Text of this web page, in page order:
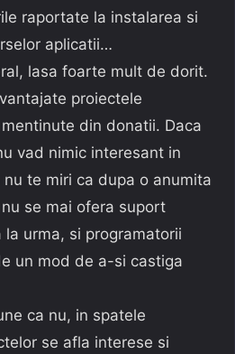
raportate la instalarea si
aplicatii…
lasa foarte mult de dorit.
proiectele
din donatii. Daca
vad nimic interesant in
te miri ca dupa o anumita
se mai ofera suport
urma, si programatorii
un mod de a-si castiga
ca nu, in spatele
se afla interese si